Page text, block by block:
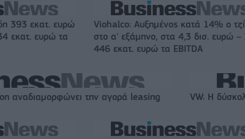
393 εκατ. ευρώ
εκατ. ευρώ τα
Viohalco: Αυξημένος κατά 14% ο
στο α' εξάμηνο, στα 4,3 δισ. ευρώ –
446 εκατ. ευρώ τα EBITDA
αναδιαμορφώνει την αγορά leasing VW: Η